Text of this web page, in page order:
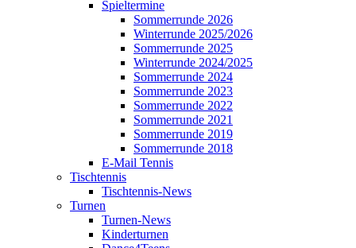
Spieltermine
Sommerrunde 2026
Winterrunde 2025/2026
Sommerrunde 2025
Winterrunde 2024/2025
Sommerrunde 2024
Sommerrunde 2023
Sommerrunde 2022
Sommerrunde 2021
Sommerrunde 2019
Sommerrunde 2018
E-Mail Tennis
Tischtennis
Tischtennis-News
Turnen
Turnen-News
Kinderturnen